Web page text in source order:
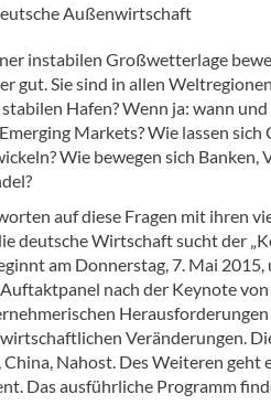
Außenwirtschaft
instabilen Großwetterlage
gut. Sie sind in allen
Hafen? Wenn ja: wann
Markets? Wie lassen
Wie bewegen sich Banken,
auf diese Fragen mit ihren
deutsche Wirtschaft sucht der
am Donnerstag, 7. Mai
nach der Keynote
Veränderungen.
Nahost. Des Weiteren
Das ausführliche Programm